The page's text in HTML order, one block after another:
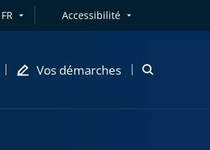
FR Accessibilité
Vos démarches
Ouvrir